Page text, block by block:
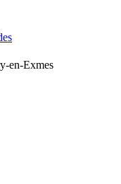
en-Exmes